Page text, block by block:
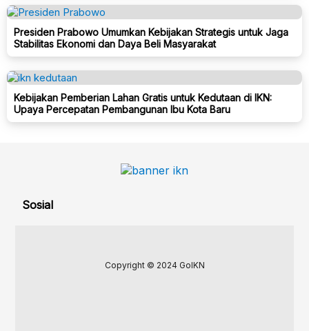
Presiden Prabowo Umumkan Kebijakan Strategis untuk Jaga
Stabilitas Ekonomi dan Daya Beli Masyarakat
Kebijakan Pemberian Lahan Gratis untuk Kedutaan di IKN:
Upaya Percepatan Pembangunan Ibu Kota Baru
Sosial
Copyright © 2024 GoIKN